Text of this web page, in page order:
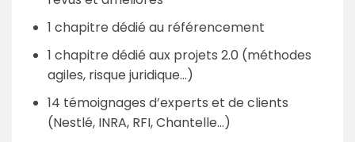
1 chapitre dédié au référencement
1 chapitre dédié aux projets 2.0 (méthodes
agiles, risque juridique...)
14 témoignages d’experts et de clients
(Nestlé, INRA, RFI, Chantelle…)